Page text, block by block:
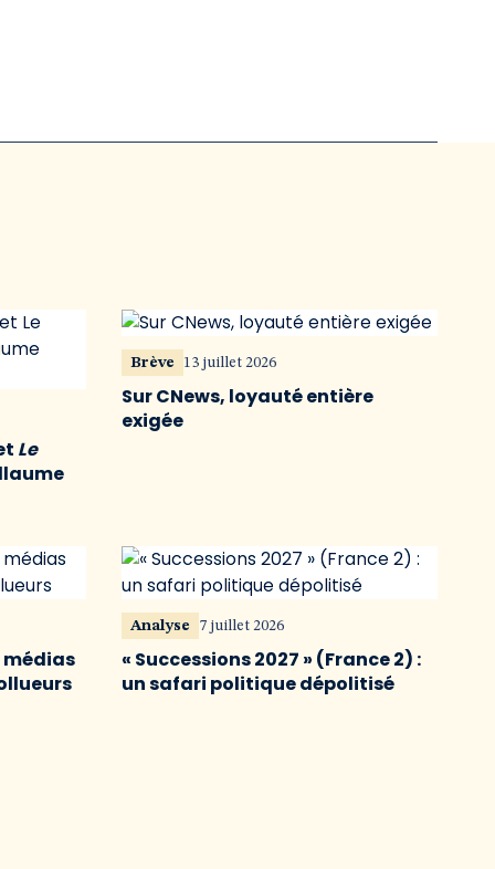
Le
Brève 13 juillet 2026
Sur CNews, loyauté entière
exigée
médias
Analyse 7 juillet 2026
« Successions 2027 » (France 2) :
un safari politique dépolitisé